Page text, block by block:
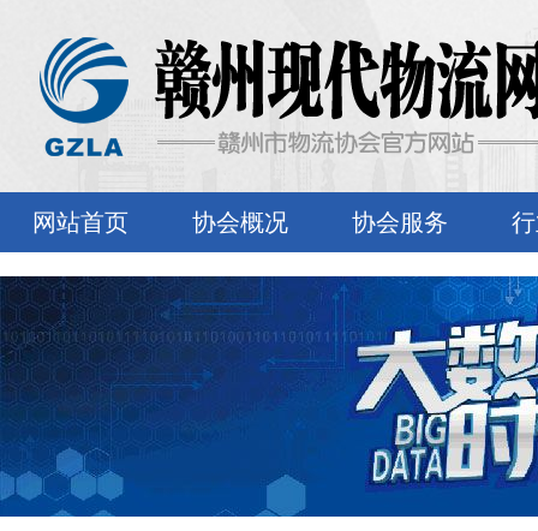
网站首页 协会概况 协会服务